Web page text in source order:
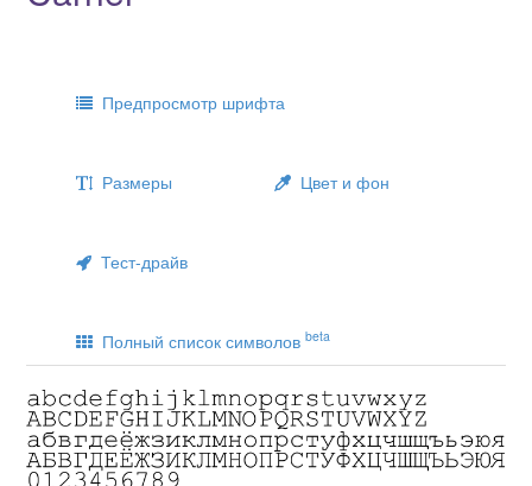
Предпросмотр шрифта
Размеры Цвет и фон
Тест-драйв
Полный список символов beta